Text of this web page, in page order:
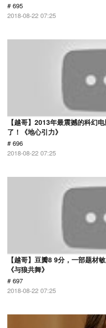
# 695
2018-08-22 07:25
【越哥】2013年最震撼的科幻
了！《地心引力》
# 696
2018-08-22 07:25
【越哥】豆瓣8 9分，一部题材
《与狼共舞》
# 697
2018-08-22 07:25